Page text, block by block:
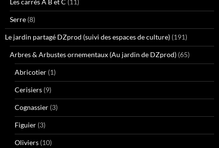
Serre (8)
Le jardin partagé DZprod (suivi des espaces de culture) (191)
Arbres & Arbustes ornementaux (Au jardin de DZprod) (65)
Abricotier (1)
Cerisiers (9)
Cognassier (3)
Figuier (3)
Oliviers (10)